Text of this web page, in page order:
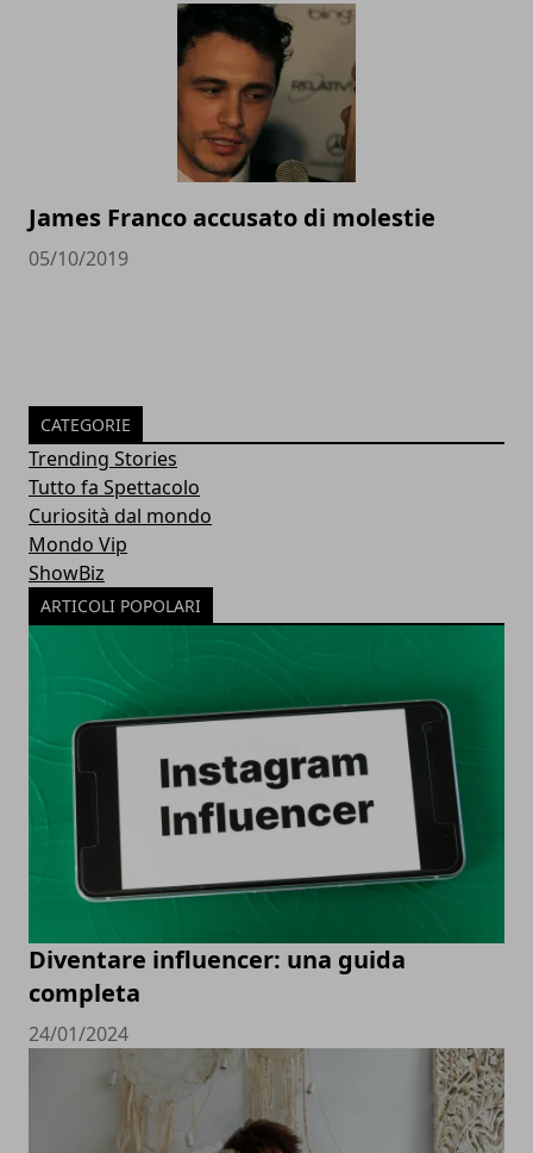
James Franco accusato di molestie
05/10/2019
CATEGORIE
Trending Stories
Tutto fa Spettacolo
Curiosità dal mondo
Mondo Vip
ShowBiz
ARTICOLI POPOLARI
Diventare influencer: una guida
completa
24/01/2024